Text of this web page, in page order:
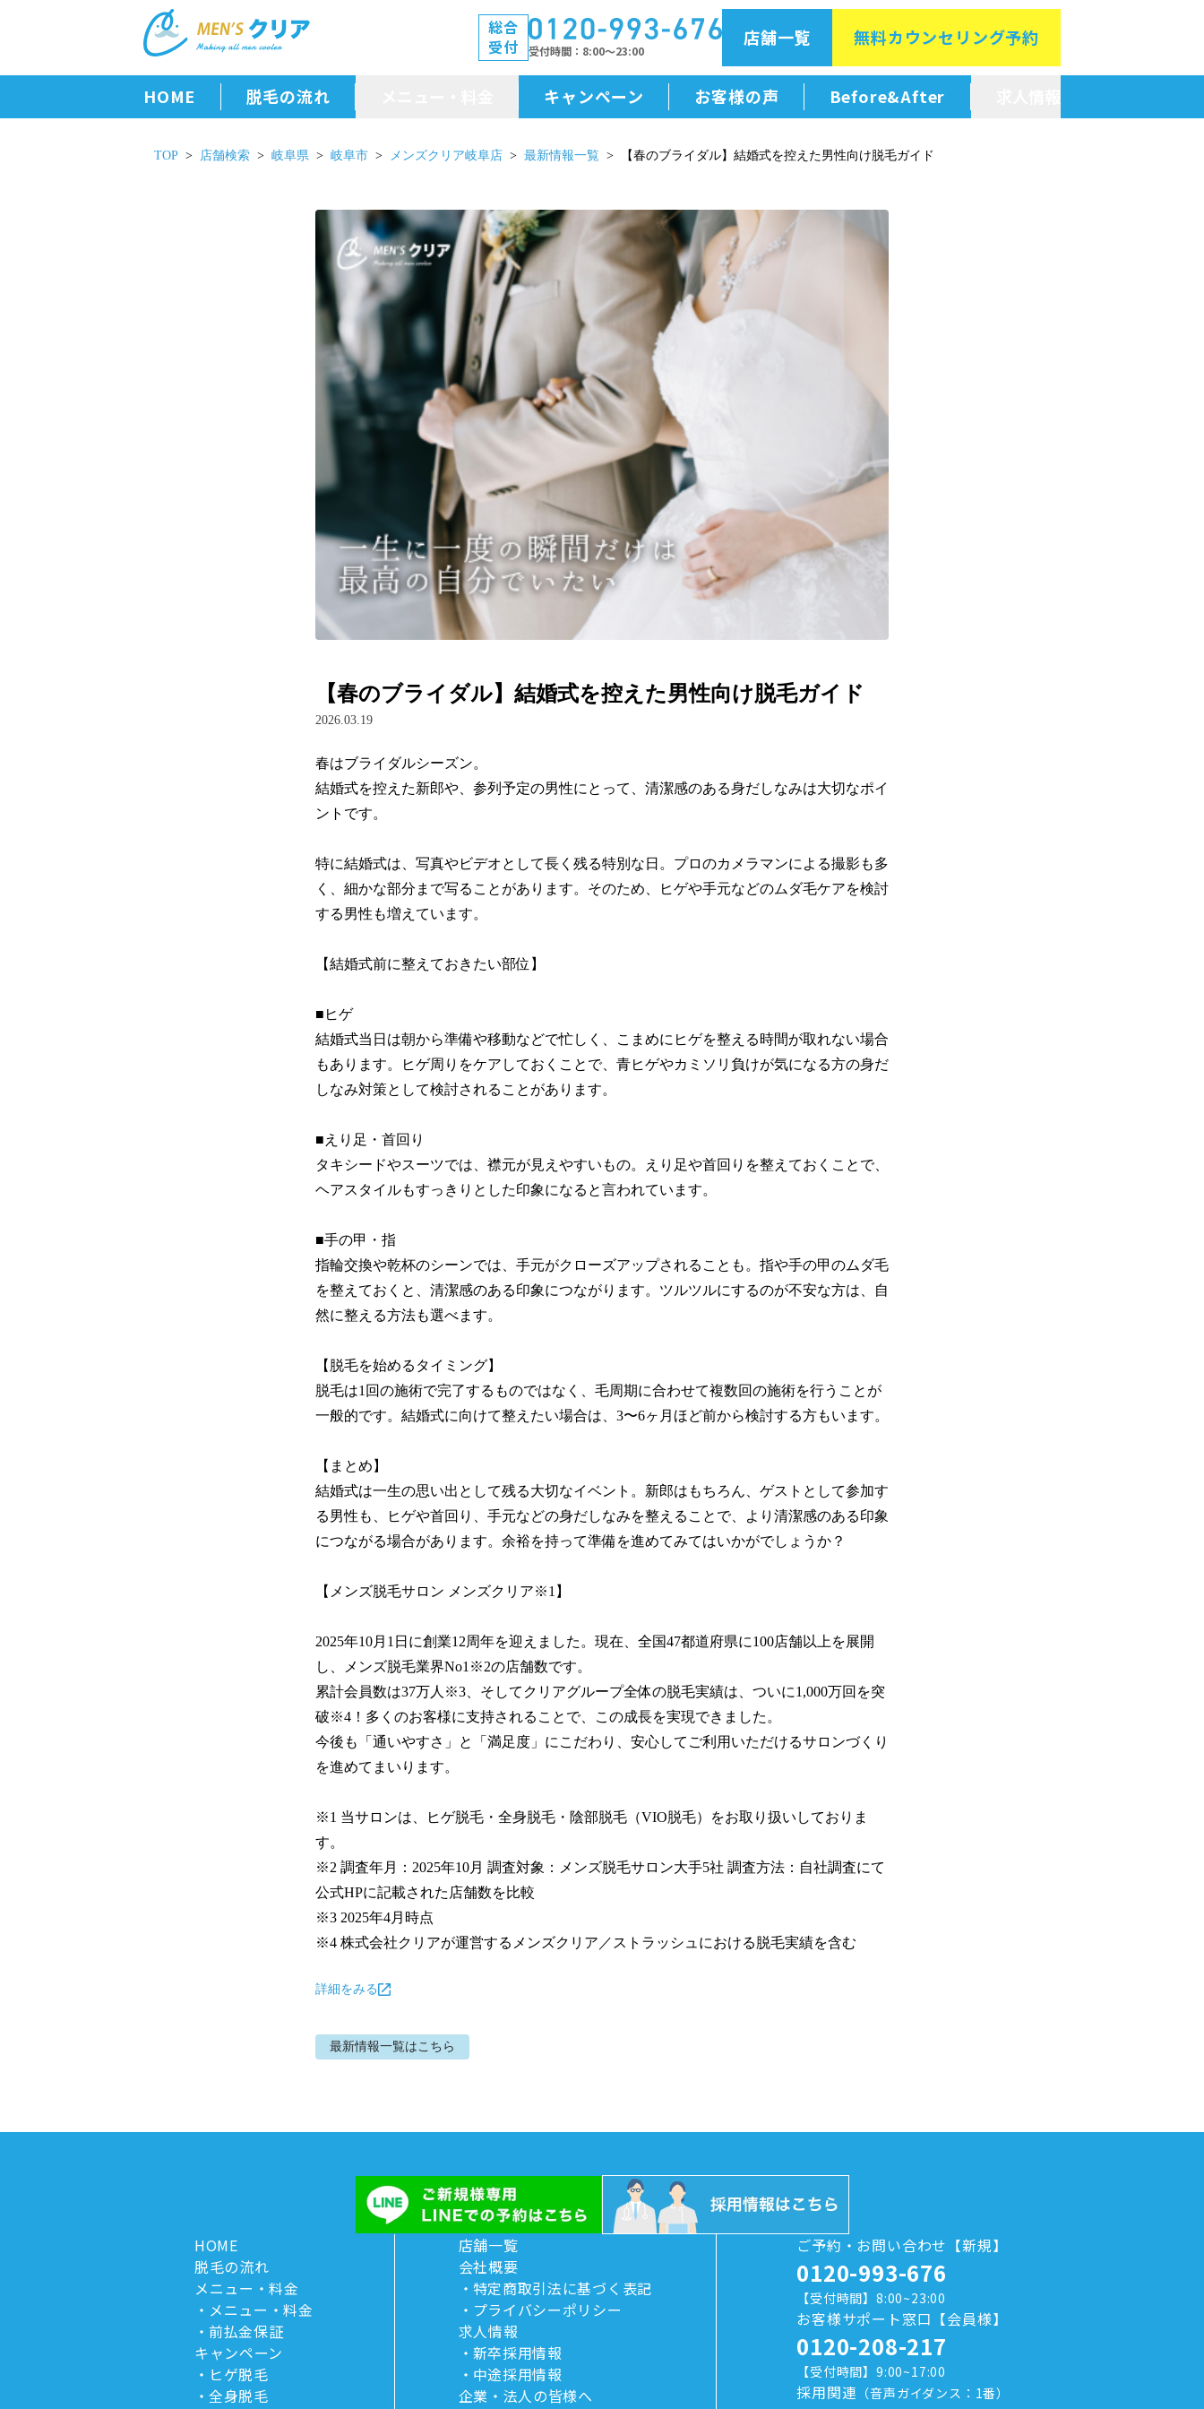
総合
受付
受付時間 8:00～23:00
店舗一覧 無料カウンセリング予約
HOME 脱毛の流れ
メニュー・料金
キャンペーン お客様の声 Before&After
TOP 店舗検索 岐阜県 岐阜市 メンズクリア岐阜店 最新情報一覧 【春のブライダル】結婚式を控えた男性向け脱毛ガイド
【春のブライダル】結婚式を控えた男性向け脱毛ガイド
2026.03.19
春はブライダルシーズン。
結婚式を控えた新郎や、参列予定の男性にとって、清潔感のある身だしなみは大切なポイ
ントです。
特に結婚式は、写真やビデオとして長く残る特別な日。プロのカメラマンによる撮影も多
く、細かな部分まで写ることがあります。そのため、ヒゲや手元などのムダ毛ケアを検討
する男性も増えています。
【結婚式前に整えておきたい部位】
■ヒゲ
結婚式当日は朝から準備や移動などで忙しく、こまめにヒゲを整える時間が取れない場合
もあります。ヒゲ周りをケアしておくことで、青ヒゲやカミソリ負けが気になる方の身だ
しなみ対策として検討されることがあります。
■えり足・首回り
タキシードやスーツでは、襟元が見えやすいもの。えり足や首回りを整えておくことで、
ヘアスタイルもすっきりとした印象になると言われています。
■手の甲・指
指輪交換や乾杯のシーンでは、手元がクローズアップされることも。指や手の甲のムダ毛
を整えておくと、清潔感のある印象につながります。ツルツルにするのが不安な方は、自
然に整える方法も選べます。
【脱毛を始めるタイミング】
脱毛は1回の施術で完了するものではなく、毛周期に合わせて複数回の施術を行うことが
一般的です。結婚式に向けて整えたい場合は、3〜6ヶ月ほど前から検討する方もいます。
【まとめ】
結婚式は一生の思い出として残る大切なイベント。新郎はもちろん、ゲストとして参加す
る男性も、ヒゲや首回り、手元などの身だしなみを整えることで、より清潔感のある印象
につながる場合があります。余裕を持って準備を進めてみてはいかがでしょうか？
【メンズ脱毛サロン メンズクリア※1】
2025年10月1日に創業12周年を迎えました。現在、全国47都道府県に100店舗以上を展開
し、メンズ脱毛業界No1※2の店舗数です。
累計会員数は37万人※3、そしてクリアグループ全体の脱毛実績は、ついに1,000万回を突
破※4！多くのお客様に支持されることで、この成長を実現できました。
今後も「通いやすさ」と「満足度」にこだわり、安心してご利用いただけるサロンづくり
を進めてまいります。
※1 当サロンは、ヒゲ脱毛・全身脱毛・陰部脱毛（VIO脱毛）をお取り扱いしておりま
す。
※2 調査年月：2025年10月 調査対象：メンズ脱毛サロン大手5社 調査方法：自社調査にて
公式HPに記載された店舗数を比較
※3 2025年4月時点
※4 株式会社クリアが運営するメンズクリア／ストラッシュにおける脱毛実績を含む
詳細をみる
最新情報一覧はこちら
HOME
脱毛の流れ
メニュー・料金
メニュー・料金
前払金保証
キャンペーン
ヒゲ脱毛
全身脱毛
店舗一覧
会社概要
特定商取引法に基づく表記
プライバシーポリシー
求人情報
新卒採用情報
中途採用情報
企業・法人の皆様へ
ご予約・お問い合わせ【新規】
0120-993-676
【受付時間】8:00~23:00
お客様サポート窓口【会員様】
0120-208-217
【受付時間】9:00~17:00
採用関連 （音声ガイダンス：1番）